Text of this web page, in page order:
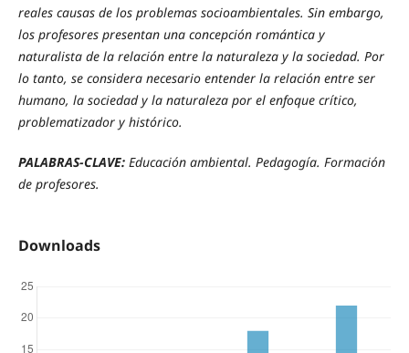
reales causas de los problemas socioambientales. Sin embargo,
los profesores presentan una concepción romántica y
naturalista de la relación entre la naturaleza y la sociedad. Por
lo tanto, se considera necesario entender la relación entre ser
humano, la sociedad y la naturaleza por el enfoque crítico,
problematizador y histórico.
PALABRAS-CLAVE:Educación ambiental. Pedagogía. Formación
de profesores.
Downloads